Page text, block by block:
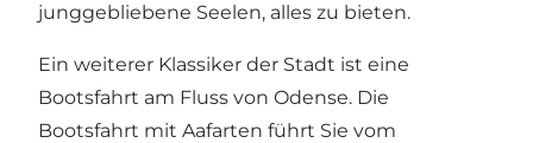
junggebliebene Seelen, alles zu bieten.
Ein weiterer Klassiker der Stadt ist eine
Bootsfahrt am Fluss von Odense. Die
Bootsfahrt mit Aafarten führt Sie vom